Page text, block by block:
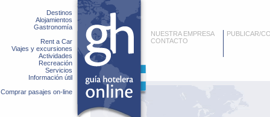
Destinos
Alojamientos
Gastronomía
Rent a Car
Viajes y excursiones
Actividades
Recreación
Servicios
Información útil
Comprar pasajes on-line
NUESTRA EMPRESA
CONTACTO
PUBLICAR/